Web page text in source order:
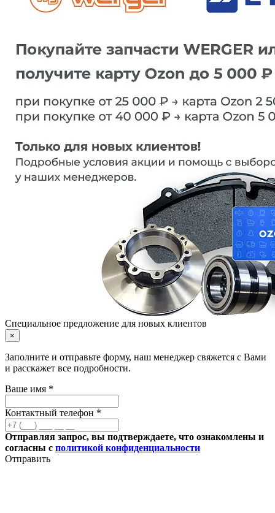
Специальное предложение для новых клиентов
×
Заполните и отправьте форму, наш менеджер свяжется с Вами
и расскажет все подробности.
Ваше имя *
Контактный телефон *
Отправляя запрос, вы подтверждаете, что ознакомлены и
согласны с политикой конфиденциальности
Отправить